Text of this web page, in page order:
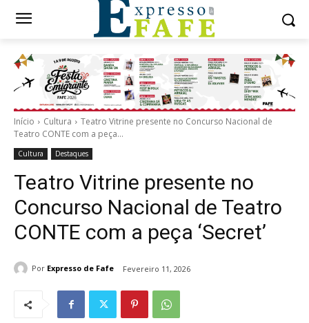
Início Cultura
Teatro Vitrine presente no Concurso Nacional de
Teatro CONTE com a peça...
Cultura Destaques
Teatro Vitrine presente no
Concurso Nacional de Teatro
CONTE com a peça ‘Secret’
Por Expresso de Fafe Fevereiro 11, 2026